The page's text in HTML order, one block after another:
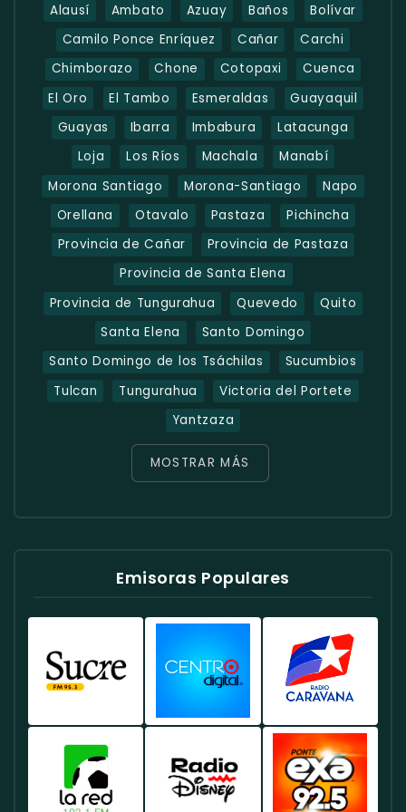
Alausí Ambato Azuay Baños
Bolívar
Camilo Ponce Enríquez
Cañar
Carchi
Chimborazo
Chone Cotopaxi
Cuenca
El Oro
El Tambo Esmeraldas
Guayaquil
Guayas
Ibarra Imbabura
Latacunga
Loja
Los Ríos Machala
Manabí
Morona Santiago
Morona-Santiago
Napo
Orellana
Otavalo Pastaza
Pichincha
Provincia de Cañar
Provincia de Pastaza
Provincia de Santa Elena
Provincia de Tungurahua
Quevedo
Quito
Santa Elena
Santo Domingo
Santo Domingo de los Tsáchilas
Sucumbios
Tulcan
Tungurahua
Victoria del Portete
Yantzaza
MOSTRAR MÁS
Emisoras Populares
Radio
Sucre
Ecuador
Emisora
Radio
Ecuador
Radio
Caravana
Ecuador
Noticias